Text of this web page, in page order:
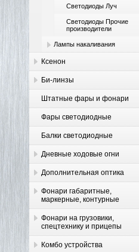
Светодиоды Луч
Светодиоды Прочие
производители
Лампы накаливания
Ксенон
Би-линзы
Штатные фары и фонари
Фары светодиодные
Балки светодиодные
Дневные ходовые огни
Дополнительная оптика
Фонари габаритные,
маркерные, контурные
Фонари на грузовики,
спецтехнику и прицепы
Комбо устройства